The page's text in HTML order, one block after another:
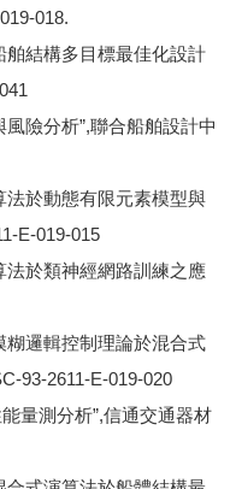
018.
舶結構多目標最佳化設計
險分析”,聯合船舶設計中
法於動態有限元素模型與
E-019-015
法於類神經網路訓練之應
糊邏輯控制理論於混合式
93-2611-E-019-020
量測分析”,信通交通器材